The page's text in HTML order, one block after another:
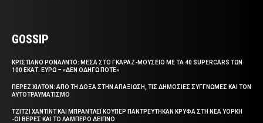
GOSSIP
ΚΡΙΣΤΙΑΝΟ ΡΟΝΑΛΝΤΟ: ΜΕΣΑ ΣΤΟ ΓΚΑΡΑΖ-ΜΟΥΣΕΙΟ ΜΕ ΤΑ 40 SUPERCARS ΤΩΝ
100 ΕΚΑΤ. ΕΥΡΩ – «ΔΕΝ ΟΔΗΓΩ ΠΟΤΕ»
ΠΕΡΕΖ ΧΙΛΤΟΝ: ΑΠΟ ΤΗ ΔΟΞΑ ΣΤΗΝ ΑΠΑΞΙΩΣΗ, ΤΙΣ ΔΗΜΟΣΙΕΣ ΣΥΓΓΝΩΜΕΣ ΚΑΙ ΤΟΝ
ΑΥΤΟΤΡΑΥΜΑΤΙΣΜΟ
ΤΖΙΤΖΙ ΧΑΝΤΙΝΤ ΚΑΙ ΜΠΡΑΝΤΛΕΪ ΚΟΥΠΕΡ ΠΑΝΤΡΕΥΤΗΚΑΝ ΚΡΥΦΑ ΣΤΗ ΝΕΑ ΥΟΡΚΗ
-ΟΙ ΒΕΡΕΣ ΚΑΙ ΤΟ ΛΑΜΠΕΡΟ ΔΕΙΠΝΟ